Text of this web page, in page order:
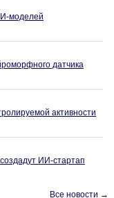
моделей
датчика
активности
ИИ-стартап
Все новости →